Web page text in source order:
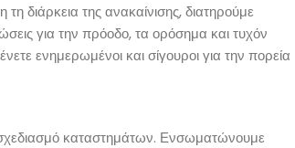
τη διάρκεια της ανακαίνισης, διατηρούμε
για την πρόοδο, τα ορόσημα και τυχόν
ενημερωμένοι και σίγουροι για την πορεία
σχεδιασμό καταστημάτων. Ενσωματώνουμε